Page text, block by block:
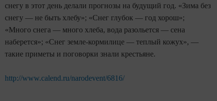
снегу в этот день делали прогнозы на будущий год. «Зима без
снегу — не быть хлебу»; «Снег глубок — год хорош»;
«Много снега — много хлеба, вода разольется — сена
наберется»; «Снег земле-кормилице — теплый кожух», —
такие приметы и поговорки знали крестьяне.
http://www.calend.ru/narodevent/6816/